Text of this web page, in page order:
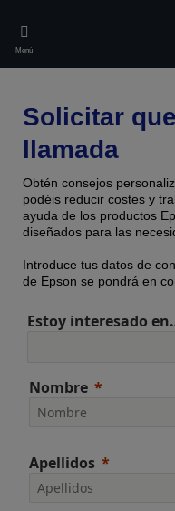
main
content
Menú
Solicitar
llamada
Obtén consejos
podéis reducir costes y
ayuda de los productos
diseñados para las
Introduce tus datos de
de Epson se pondrá en
Estoy interesado
Nombre
Apellidos